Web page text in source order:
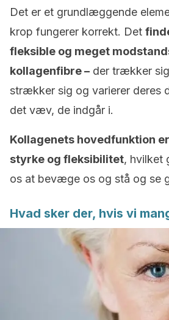
Det er et grundlæggende
krop fungerer korrekt. Det
fleksible og meget
kollagenfibre – der trækker
strækker sig og varierer deres
det væv, de indgår i.
Kollagenets hovedfunktion
styrke og fleksibilitet, hvilket
os at bevæge os og stå og se
Hvad sker der, hvis vi